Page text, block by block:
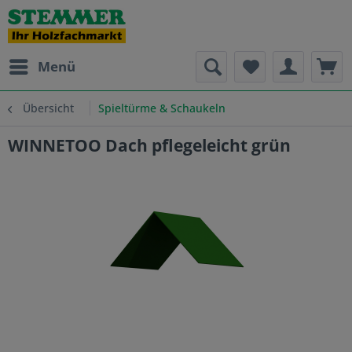
Menü
Übersicht Spieltürme & Schaukeln
WINNETOO Dach pflegeleicht grün